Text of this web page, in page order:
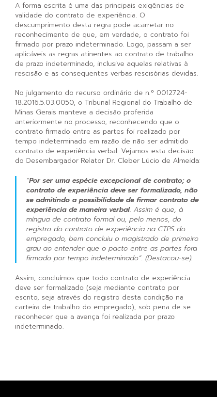
A forma escrita é uma das principais exigências de
validade do contrato de experiência. O
descumprimento desta regra pode acarretar no
reconhecimento de que, em verdade, o contrato foi
firmado por prazo indeterminado. Logo, passam a ser
aplicáveis as regras atinentes ao contrato de trabalho
de prazo indeterminado, inclusive aquelas relativas à
rescisão e as consequentes verbas rescisórias devidas.
No julgamento do recurso ordinário de n.º 0012724-
18.2016.5.03.0050, o Tribunal Regional do Trabalho de
Minas Gerais manteve a decisão proferida
anteriormente no processo, reconhecendo que o
contrato firmado entre as partes foi realizado por
tempo indeterminado em razão de não ser admitido
contrato de experiência verbal. Vejamos esta decisão
do Desembargador Relator Dr. Cleber Lúcio de Almeida:
“Por ser uma espécie excepcional de contrato; o
contrato de experiência deve ser formalizado, não
se admitindo a possibilidade de firmar contrato de
experiência de maneira verbal. Assim é que, à
míngua de contrato formal ou, pelo menos, do
registro do contrato de experiência na CTPS do
empregado, bem concluiu o magistrado de primeiro
grau ao entender que o pacto entre as partes fora
firmado por tempo indeterminado”. (Destacou-se).
Assim, concluímos que todo contrato de experiência
deve ser formalizado (seja mediante contrato por
escrito, seja através do registro desta condição na
carteira de trabalho do empregado), sob pena de se
reconhecer que a avença foi realizada por prazo
indeterminado.